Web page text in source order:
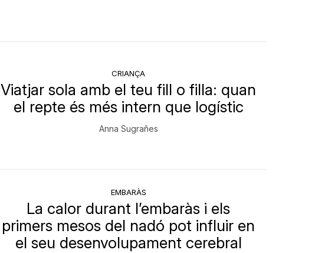
CRIANÇA
Viatjar sola amb el teu fill o filla: quan
el repte és més intern que logístic
Anna Sugrañes
EMBARÀS
La calor durant l’embaràs i els
primers mesos del nadó pot influir en
el seu desenvolupament cerebral